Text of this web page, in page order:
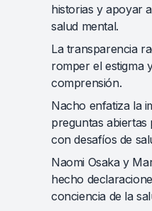
historias y apoyar
salud mental.
La transparencia
romper el estigma
comprensión.
Nacho enfatiza la
preguntas
con desafíos de
Naomi Osaka y
hecho
conciencia de la